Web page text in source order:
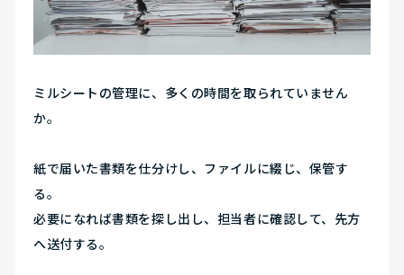
ミルシートの管理に、多くの時間を取られていません
か。
紙で届いた書類を仕分けし、ファイルに綴じ、保管す
る。
必要になれば書類を探し出し、担当者に確認して、先方
へ送付する。